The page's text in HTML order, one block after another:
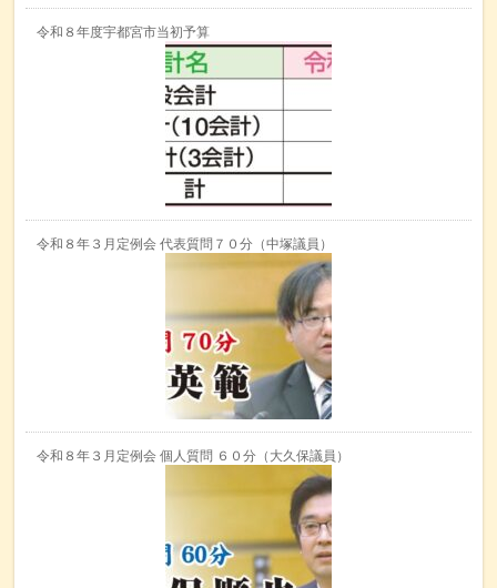
令和８年度宇都宮市当初予算
令和８年３月定例会 代表質問７０分（中塚議員）
令和８年３月定例会 個人質問 ６０分（大久保議員）